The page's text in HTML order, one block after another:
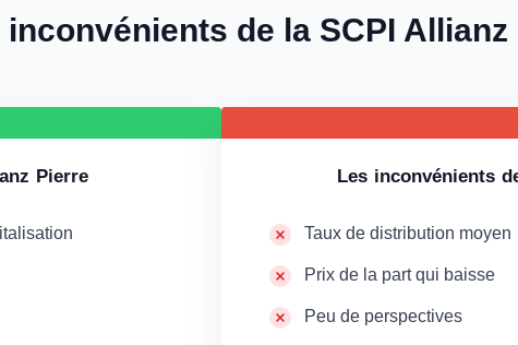
de la SCPI
Pierre Les inconvénients
Taux de distribution moyen
Prix de la part qui baisse
Peu de perspectives